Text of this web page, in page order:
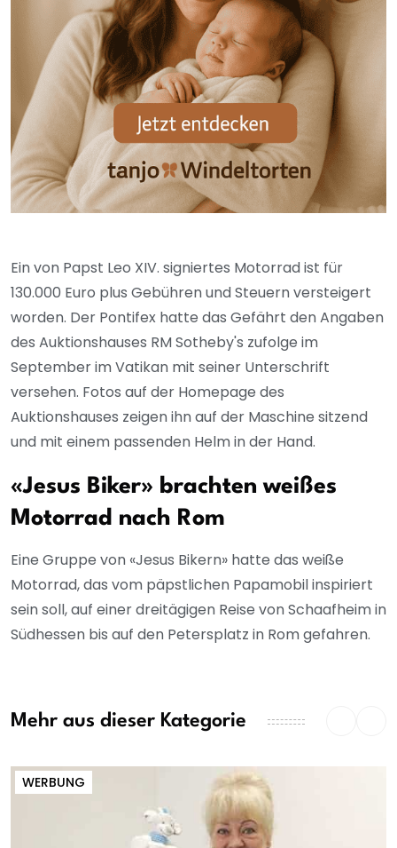
Ein von Papst Leo XIV. signiertes Motorrad ist für
130.000 Euro plus Gebühren und Steuern versteigert
worden. Der Pontifex hatte das Gefährt den Angaben
des Auktionshauses RM Sotheby's zufolge im
September im Vatikan mit seiner Unterschrift
versehen. Fotos auf der Homepage des
Auktionshauses zeigen ihn auf der Maschine sitzend
und mit einem passenden Helm in der Hand.
«Jesus Biker» brachten weißes
Motorrad nach Rom
Eine Gruppe von «Jesus Bikern» hatte das weiße
Motorrad, das vom päpstlichen Papamobil inspiriert
sein soll, auf einer dreitägigen Reise von Schaafheim in
Südhessen bis auf den Petersplatz in Rom gefahren.
Mehr aus dieser Kategorie
WERBUNG